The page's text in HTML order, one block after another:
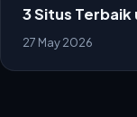
3 Situs
27 May 2026